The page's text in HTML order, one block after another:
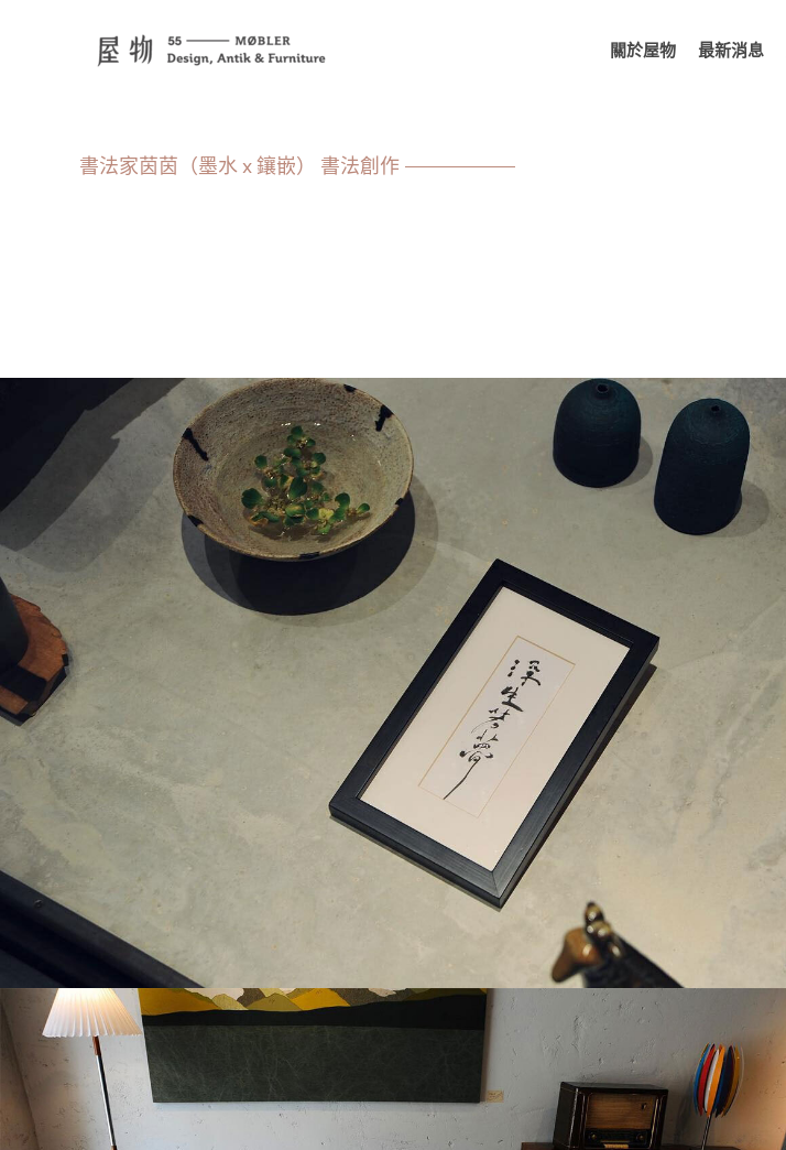
關於屋物 最新消息
書法家茵茵（墨水 x 鑲嵌） 書法創作